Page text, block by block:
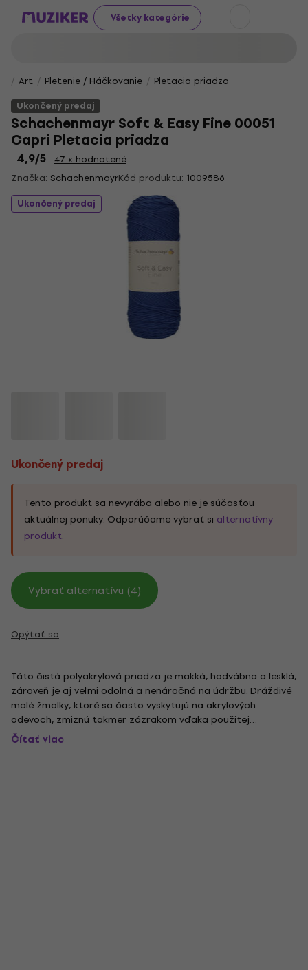
Všetky kategórie
Art Pletenie / Háčkovanie
Pletacia priadza
Ukončený predaj
Schachenmayr Soft & Easy Fine 00051
Capri Pletacia priadza
4,9/5 47 x hodnotené
Značka: SchachenmayrKód produktu: 1009586
Ukončený predaj
Ukončený predaj
Tento produkt sa nevyrába alebo nie je súčasťou
aktuálnej ponuky. Odporúčame vybrať si alternatívny
produkt.
Vybrať alternatívu (4)
Opýtať sa
Táto čistá polyakrylová priadza je mäkká, hodvábna a lesklá,
zároveň je aj veľmi odolná a nenáročná na údržbu. Dráždivé
malé žmolky, ktoré sa často vyskytujú na akrylových
odevoch, zmiznú takmer zázrakom vďaka použitej
špeciálnej protižmolkovej niti od Dralonu a žmolky na
pletených odevoch z tohto vlákna samy opadávajú. Výtvory
Čítať viac